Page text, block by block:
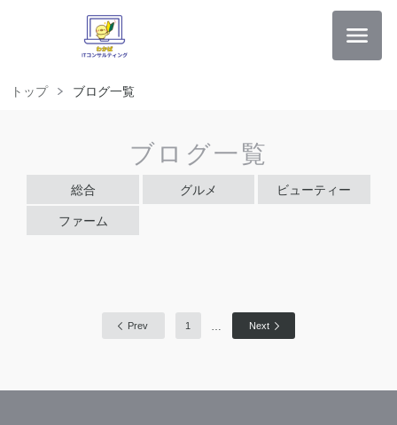
トップ ブログ一覧
ブログ一覧
総合 グルメ ビューティー
ファーム
Prev 1 Next